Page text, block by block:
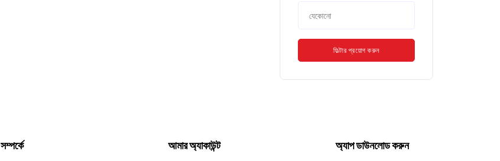
ফিল্টার প্রয়োগ করুন
সম্পর্কে আমার অ্যাকাউন্ট অ্যাপ ডাউনলোড করুন